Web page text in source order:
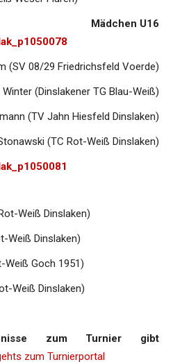
Mädchen U16
(SV 08/29 Friedrichsfeld Voerde)
(Dinslakener TG Blau-Weiß)
(TV Jahn Hiesfeld Dinslaken)
(TC Rot-Weiß Dinslaken)
Weiß Dinslaken)
Weiß Dinslaken)
Weiß Goch 1951)
Weiß Dinslaken)
zum Turnier gibt
zum Turnierportal